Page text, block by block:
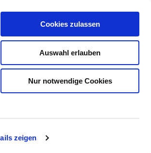
zeigen
Cookies zulassen
Auswahl erlauben
Nur notwendige Cookies
Grünes Klassenzimmer